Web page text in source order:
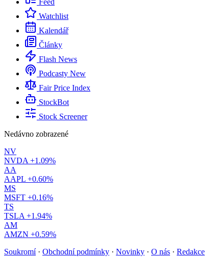
Feed
Watchlist
Kalendář
Články
Flash News
Podcasty New
Fair Price Index
StockBot
Stock Screener
Nedávno zobrazené
NV
NVDA +1.09%
AA
AAPL +0.60%
MS
MSFT +0.16%
TS
TSLA +1.94%
AM
AMZN +0.59%
Soukromí · Obchodní podmínky · Novinky · O nás · Redakce